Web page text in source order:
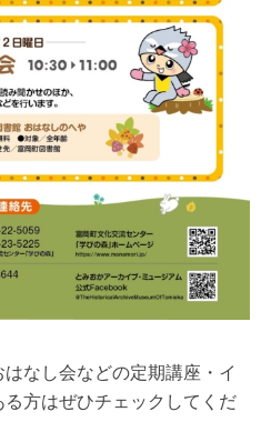
なし会などの定期講座・イ
方はぜひチェックしてくだ